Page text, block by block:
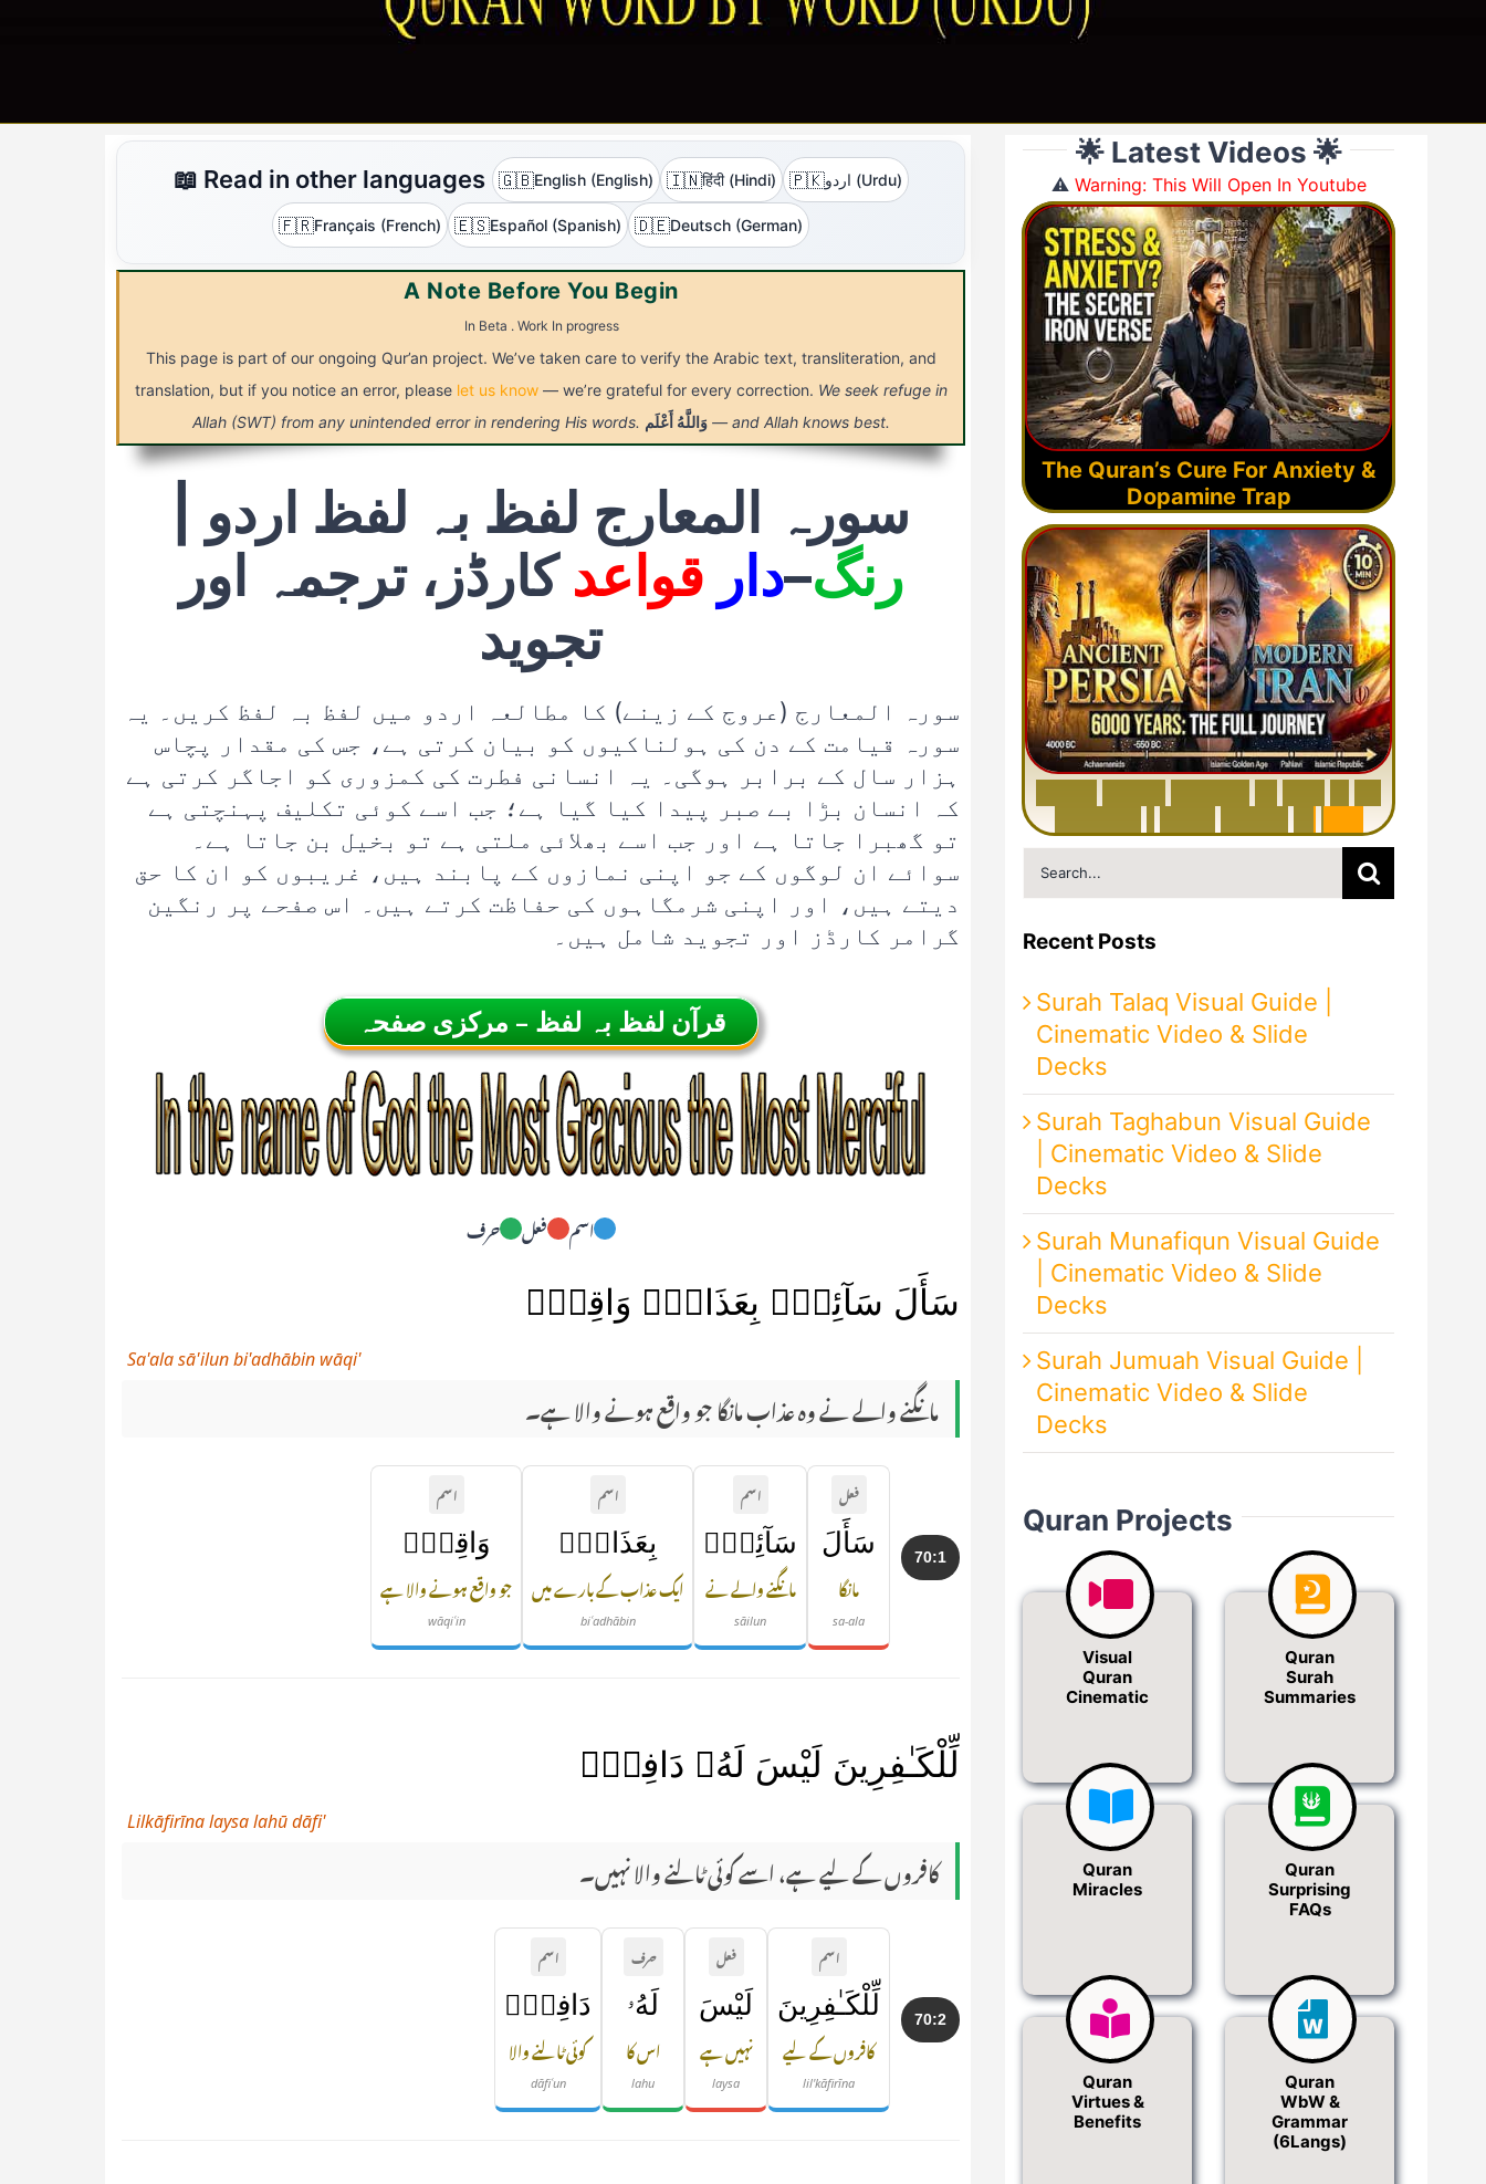
📖 Read in other languages 🇬🇧English (English) 🇮🇳हिंदी (Hindi) 🇵🇰 اردو (Urdu)
🇫🇷Français (French) 🇪🇸Español (Spanish) 🇩🇪Deutsch (German)
A Note Before You Begin
In Beta . Work In progress
This page is part of our ongoing Qur’an project. We’ve taken care to verify the Arabic text, transliteration, and
translation, but if you notice an error, please let us know — we’re grateful for every correction. We seek refuge in
Allah (SWT) from any unintended error in rendering His words.
وَاللَّهُ أَعْلَم — and Allah knows best.
سورہ المعارج لفظ بہ لفظ اردو |
رنگ–دار قواعدکارڈز، ترجمہ اور
تجوید
سورہ المعارج (عروج کے زینے) کا مطالعہ اردو میں لفظ بہ لفظ کریں۔ یہ
سورہ قیامت کے دن کی ہولناکیوں کو بیان کرتی ہے، جس کی مقدار پچاس
ہزار سال کے برابر ہوگی۔ یہ انسانی فطرت کی کمزوری کو اجاگر کرتی ہے
کہ انسان بڑا بے صبر پیدا کیا گیا ہے؛ جب اسے کوئی تکلیف پہنچتی ہے
تو گھبرا جاتا ہے اور جب اسے بھلائی ملتی ہے تو بخیل بن جاتا ہے۔
سوائے ان لوگوں کے جو اپنی نمازوں کے پابند ہیں، غریبوں کو ان کا حق
دیتے ہیں، اور اپنی شرمگاہوں کی حفاظت کرتے ہیں۔ اس صفحے پر رنگین
گرامر کارڈز اور تجوید شامل ہیں۔
قرآن لفظ بہ لفظ – مرکزی صفحہ
اسم فعل حرف
سَأَلَ سَآئِلٌۢ بِعَذَابٍۢ وَاقِعٍۢ
Sa'ala sā'ilun bi'adhābin wāqi'
مانگنے والے نے وہ عذاب مانگا جو واقع ہونے والا ہے۔
70:1
فعل
سَأَلَ
مانگا
sa-ala
اسم
سَآئِلٌۢ
مانگنے والے نے
sāilun
اسم
بِعَذَابٍۢ
ایک عذاب کے بارے میں
biʿadhābin
اسم
وَاقِعٍۢ
جو واقع ہونے والا ہے
wāqiʿin
لِّلْكَـٰفِرِينَ لَيْسَ لَهُۥ دَافِعٌۭ
Lilkāfirīna laysa lahū dāfi'
کافروں کے لیے ہے، اسے کوئی ٹالنے والا نہیں۔
70:2
اسم
لِّلْكَـٰفِرِينَ
کافروں کے لیے
lil'kāfirīna
فعل
لَيْسَ
نہیں ہے
laysa
حرف
لَهُۥ
اس کا
lahu
اسم
دَافِعٌۭ
کوئی ٹالنے والا
dāfiʿun
🌟 Latest Videos 🌟
⚠️Warning: This Will Open In Youtube
The Quran’s Cure For Anxiety &
Dopamine Trap
Search
for:
Recent Posts
Surah Talaq Visual Guide |
Cinematic Video & Slide
Decks
Surah Taghabun Visual Guide
| Cinematic Video & Slide
Decks
Surah Munafiqun Visual Guide
| Cinematic Video & Slide
Decks
Surah Jumuah Visual Guide |
Cinematic Video & Slide
Decks
Quran Projects
Visual
Quran
Cinematic
Quran
Surah
Summaries
Quran
Miracles
Quran
Surprising
FAQs
Quran
Virtues &
Benefits
Quran
WbW &
Grammar
(6Langs)